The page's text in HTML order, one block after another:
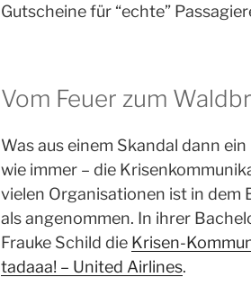
Gutscheine für “echte”
Vom Feuer zum
Was aus einem Skandal dann
wie immer – die
vielen Organisationen ist in dem
als angenommen. In ihrer
Frauke Schild die Krisen-
tadaaa! – United Airlines.